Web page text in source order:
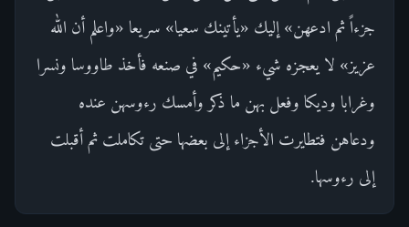
جزءاً ثم ادعهن» إليك «يأتينك سعيا» سريعا «واعلم أن الله
عزيز» لا يعجزه شيء «حكيم» في صنعه فأخذ طاووسا ونسرا
وغرابا وديكا وفعل بهن ما ذكر وأمسك رءوسهن عنده
ودعاهن فتطايرت الأجزاء إلى بعضها حتى تكاملت ثم أقبلت
إلى رءوسها.